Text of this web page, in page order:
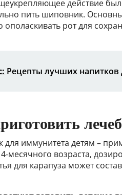
действие
пить шиповник.
ополаскивать рот для
Рецепты лучших
иммунитета детям –
месячного возраста,
для карапуза может